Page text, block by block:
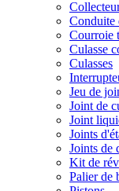
Conduite
Courroie
Culasse
Culasses
Jeu de
Joint de
Joint
Joints
Joints de
Kit de
Palier de